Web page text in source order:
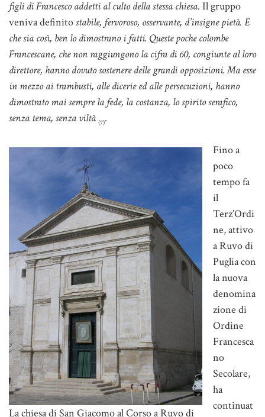
figli di Francesco addetti al culto della stessa chiesa. Il gruppo
veniva definitostabile, fervoroso, osservante, d’insigne pietà. E
che sia così, ben lo dimostrano i fatti. Queste poche colombe
Francescane, che non raggiungono la cifra di 60, congiunte al loro
direttore, hanno dovuto sostenere delle grandi opposizioni. Ma esse
in mezzo ai trambusti, alle dicerie ed alle persecuzioni, hanno
dimostrato mai sempre la fede, la costanza, lo spirito serafico,
senza tema, senza viltà (7).
La chiesa di San Giacomo al Corso a Ruvo di
Fino a
poco
tempo fa
il
Terz’Ordi
ne, attivo
a Ruvo di
Puglia con
la nuova
denomina
zione di
Ordine
Francesca
no
Secolare,
ha
continuat